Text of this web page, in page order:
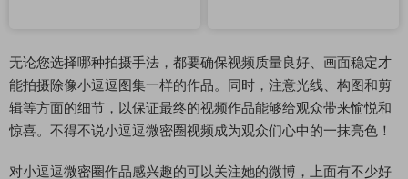
无论您选择哪种拍摄手法，都要确保视频质量良好、画面稳定才
能拍摄除像小逗逗图集一样的作品。同时，注意光线、构图和剪
辑等方面的细节，以保证最终的视频作品能够给观众带来愉悦和
惊喜。不得不说小逗逗微密圈视频成为观众们心中的一抹亮色！
对小逗逗微密圈作品感兴趣的可以关注她的微博，上面有不少好